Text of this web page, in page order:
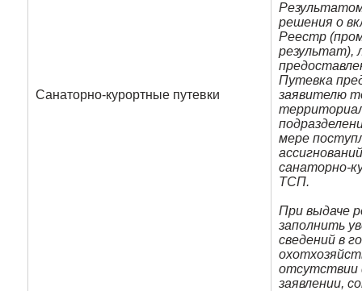
Санаторно-курортные путевки
решения о
Реестр
результат),
Путевка
заявителю
мере
санаторно-
ТСП.
При выдаче
заполнить
сведений в
заявлении,